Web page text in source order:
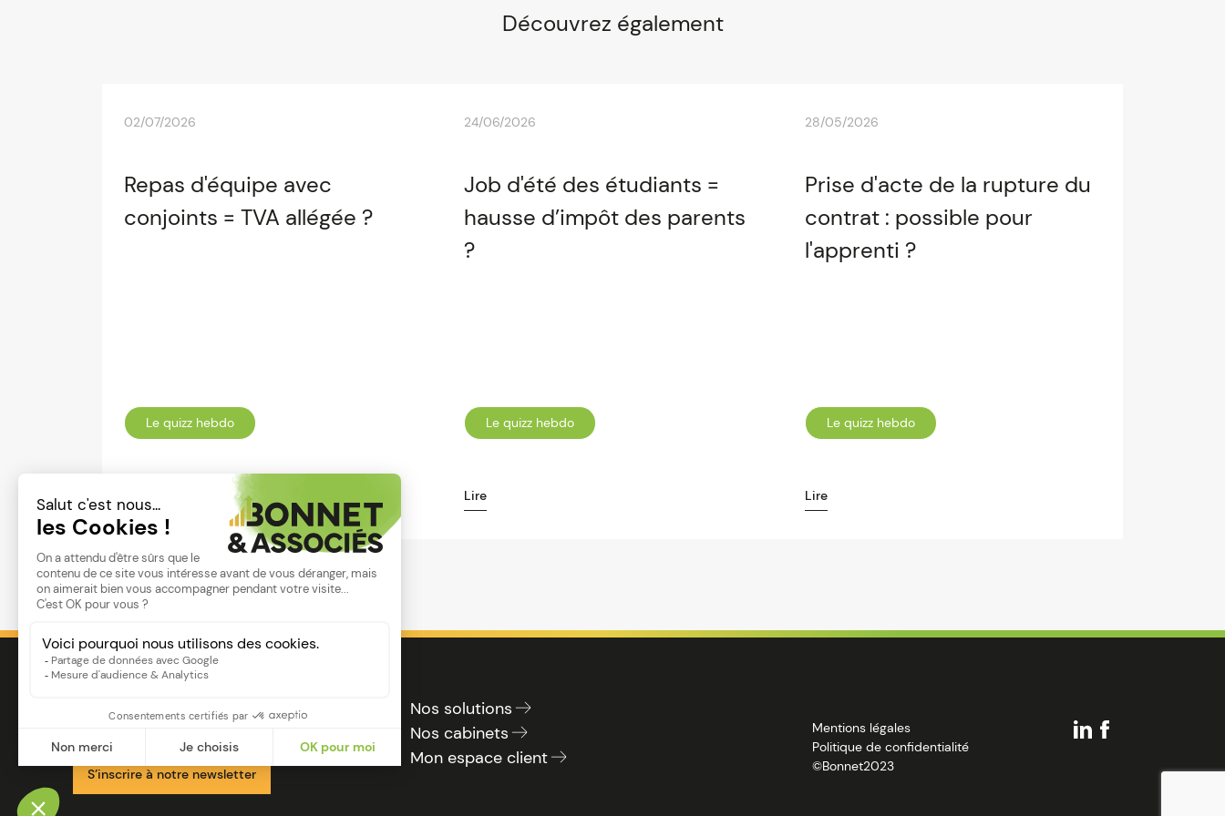
Découvrez également
02/07/2026
Repas d'équipe avec
conjoints = TVA allégée ?
Le quizz hebdo
24/06/2026
Job d'été des étudiants =
hausse d’impôt des parents
?
Le quizz hebdo
Lire
28/05/2026
Prise d'acte de la rupture du
contrat : possible pour
l'apprenti ?
Le quizz hebdo
Lire
Ensemble pour votre réussite
S’inscrire à notre newsletter
Nos solutions
Nos cabinets
Mon espace client
Mentions légales
Politique de confidentialité
©Bonnet2023